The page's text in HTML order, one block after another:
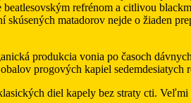
beatlesovským refrénom a citlivou
matadorov nejde o žiaden
produkcia vonia po časoch
progových kapiel sedemdesiatych
diel kapely bez straty cti.